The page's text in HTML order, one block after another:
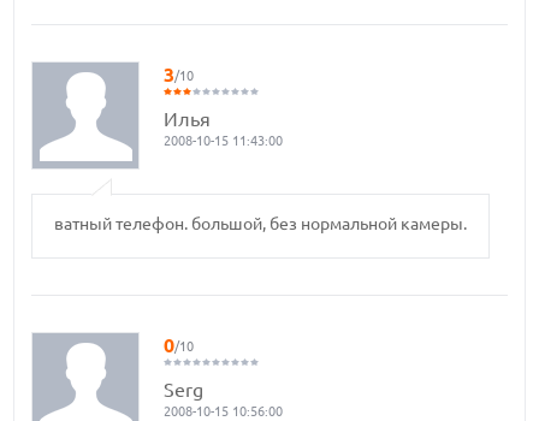
3/10
Илья
2008-10-15 11:43:00
ватный телефон. большой, без нормальной камеры.
0/10
Serg
2008-10-15 10:56:00